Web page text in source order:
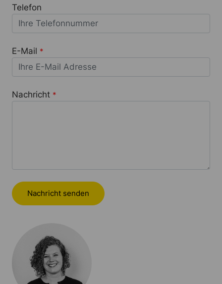
Telefon
E-Mail *
Nachricht *
Nachricht senden